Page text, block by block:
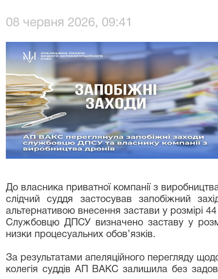
08 червня 2026, 09:41
До власника приватної компанії з
слідчий суддя застосував запобіжний
альтернативою внесення застави у розмірі
Службовцю ДПСУ визначено заставу у
низки процесуальних обов’язків.
За результатами апеляційного перегляду
колегія суддів АП ВАКС залишила без